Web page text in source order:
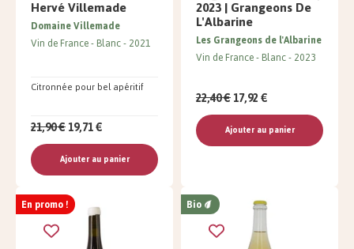
Hervé Villemade
Citronnée pour bel apéritif
Domaine Villemade
Vin de France Blanc 2021
21,90 €19,71 €
Ajouter au panier
2023 | Grangeons De
L'Albarine
Les Grangeons de l'Albarine
Vin de France Blanc 2023
22,40 €17,92 €
Ajouter au panier
En promo ! Bio